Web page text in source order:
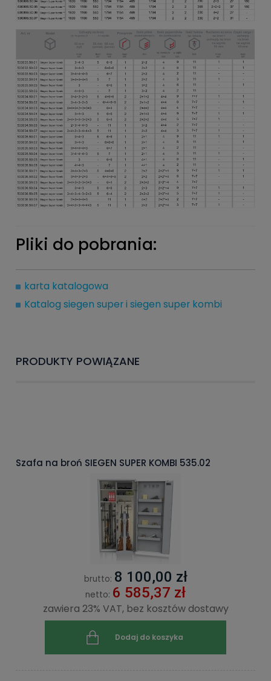
Pliki do pobrania:
karta katalogowa
Katalog siegen super i siegen super kombi
PRODUKTY POWIĄZANE
Szafa na broń SIEGEN SUPER KOMBI 535.02
brutto: 8 100,00 zł
netto: 6 585,37 zł
zawiera 23% VAT, bez kosztów dostawy
Dodaj do koszyka